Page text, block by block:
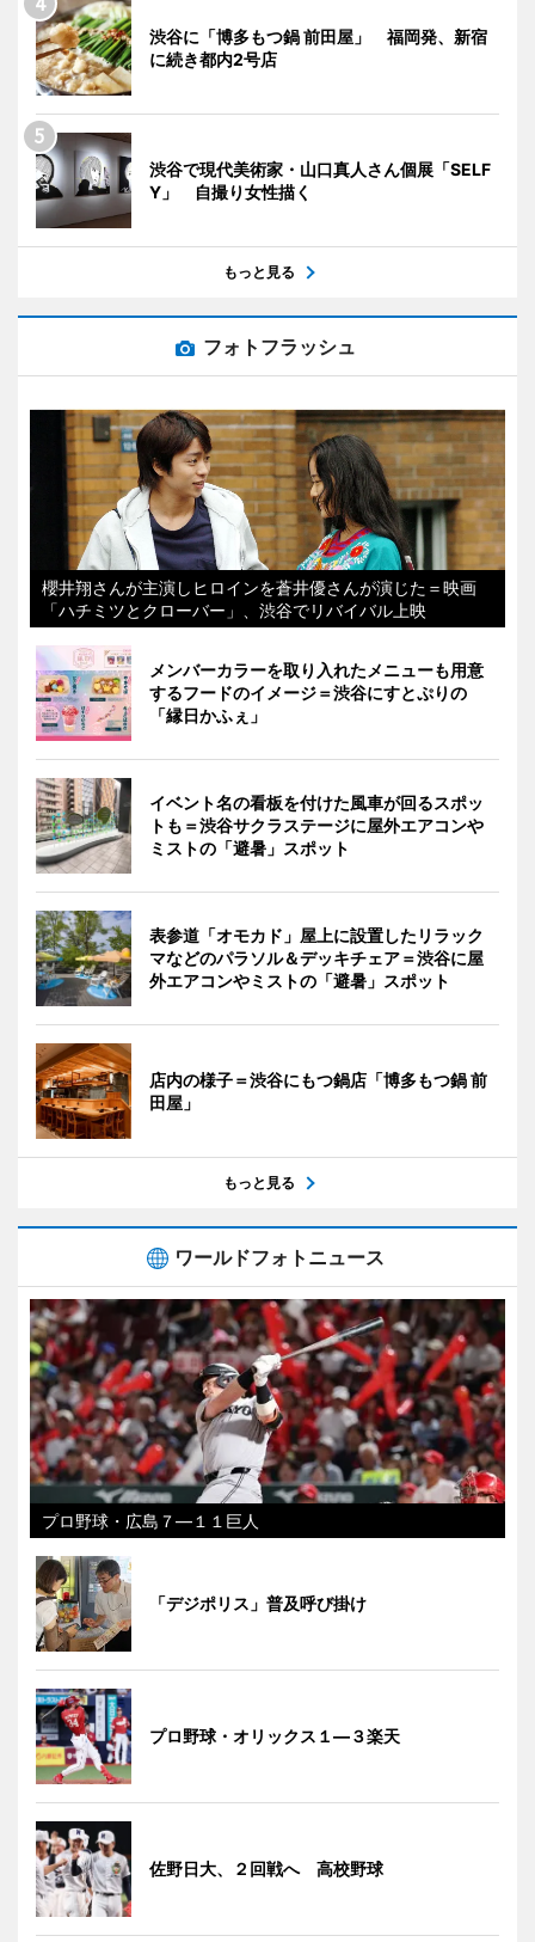
渋谷に「博多もつ鍋 前田屋」 福岡発、新宿
に続き都内2号店
渋谷で現代美術家・山口真人さん個展「SELF
Y」 自撮り女性描く
もっと見る
フォトフラッシュ
櫻井翔さんが主演しヒロインを蒼井優さんが演じた＝映画
「ハチミツとクローバー」、渋谷でリバイバル上映
メンバーカラーを取り入れたメニューも用意
するフードのイメージ＝渋谷にすとぷりの
「縁日かふぇ」
イベント名の看板を付けた風車が回るスポッ
トも＝渋谷サクラステージに屋外エアコンや
ミストの「避暑」スポット
表参道「オモカド」屋上に設置したリラック
マなどのパラソル＆デッキチェア＝渋谷に屋
外エアコンやミストの「避暑」スポット
店内の様子＝渋谷にもつ鍋店「博多もつ鍋 前
田屋」
もっと見る
ワールドフォトニュース
プロ野球・広島７―１１巨人
「デジポリス」普及呼び掛け
プロ野球・オリックス１―３楽天
佐野日大、２回戦へ 高校野球